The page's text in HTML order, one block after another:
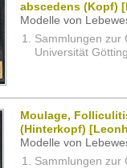
abscedens (Kopf)
Modelle von
Sammlungen zur
Universität
Moulage,
(Hinterkopf)
Modelle von
Sammlungen zur